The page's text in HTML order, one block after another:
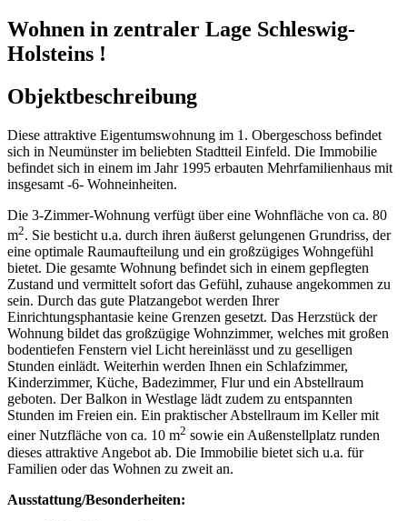
Wohnen in zentraler Lage Schleswig-
Holsteins !
Objektbeschreibung
Diese attraktive Eigentumswohnung im 1. Obergeschoss befindet
sich in Neumünster im beliebten Stadtteil Einfeld. Die Immobilie
befindet sich in einem im Jahr 1995 erbauten Mehrfamilienhaus mit
insgesamt -6- Wohneinheiten.
Die 3-Zimmer-Wohnung verfügt über eine Wohnfläche von ca. 80
m2. Sie besticht u.a. durch ihren äußerst gelungenen Grundriss, der
eine optimale Raumaufteilung und ein großzügiges Wohngefühl
bietet. Die gesamte Wohnung befindet sich in einem gepflegten
Zustand und vermittelt sofort das Gefühl, zuhause angekommen zu
sein. Durch das gute Platzangebot werden Ihrer
Einrichtungsphantasie keine Grenzen gesetzt. Das Herzstück der
Wohnung bildet das großzügige Wohnzimmer, welches mit großen
bodentiefen Fenstern viel Licht hereinlässt und zu geselligen
Stunden einlädt. Weiterhin werden Ihnen ein Schlafzimmer,
Kinderzimmer, Küche, Badezimmer, Flur und ein Abstellraum
geboten. Der Balkon in Westlage lädt zudem zu entspannten
Stunden im Freien ein. Ein praktischer Abstellraum im Keller mit
einer Nutzfläche von ca. 10 m2 sowie ein Außenstellplatz runden
dieses attraktive Angebot ab. Die Immobilie bietet sich u.a. für
Familien oder das Wohnen zu zweit an.
Ausstattung/Besonderheiten: